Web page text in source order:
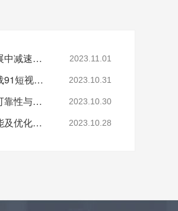
深圳减速电机电机厂家为您揭秘:电机行业发展中减速电机的市场前景展望 2023.11.01
深圳无刷直流电机电机厂家为您揭秘:无刷下载91短视频的特点及优势分析 2023.10.31
深圳减速电机电机厂家为您揭秘:减速电机的可靠性与故障分析 2023.10.30
深圳减速电机电机厂家为您揭秘:减速电机节能及优化设计策略 2023.10.28